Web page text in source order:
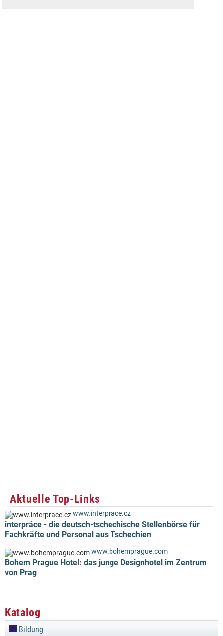
Aktuelle Top-Links
www.interprace.cz
interpráce - die deutsch-tschechische Stellenbörse für
Fachkräfte und Personal aus Tschechien
www.bohemprague.com
Bohem Prague Hotel: das junge Designhotel im Zentrum
von Prag
Katalog
Bildung